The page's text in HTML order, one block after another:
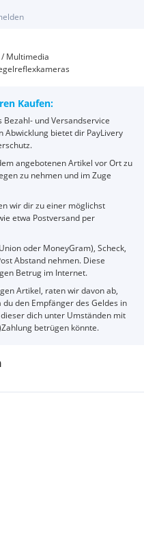
/ Multimedia
Kaufen:
und Versandservice
Abwicklung bietet dir PayLivery
angebotenen Artikel vor Ort zu
zu nehmen und im Zuge
wir dir zu einer möglichst
etwa Postversand per
oder MoneyGram), Scheck,
Abstand nehmen. Diese
Betrug im Internet.
Artikel, raten wir davon ab,
den Empfänger des Geldes in
dich unter Umständen mit
betrügen könnte.